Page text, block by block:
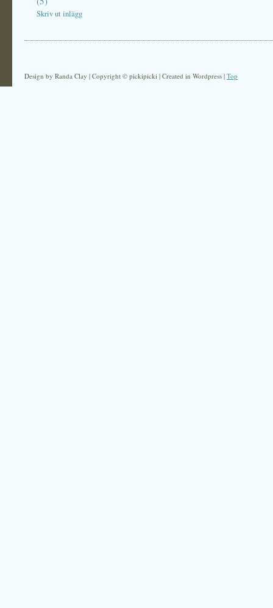
Skriv ut inlägg
Design by Randa Clay | Copyright © pickipicki | Created in Wordpress | Top